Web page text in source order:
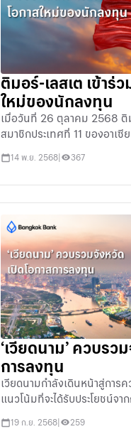
ติมอร์-เลสเต เข้าร่
ใหม่ของนักลงทุน
เมื่อวันที่ 26 ตุลาคม 2568 ติ
สมาชิกประเทศที่ 11 ของอาเ
กระบวนการที่เริ่มต้นจากสถา
เหตุการณ์สำคัญ
14 พ.ย. 2568| 367
‘เวียดนาม’ ควบรว
การลงทุน
เวียดนามกำลังเดินหน้าสู่การ
แนวโน้มที่จะได้รับประโยชน์จ
19 ก.ย. 2568| 259